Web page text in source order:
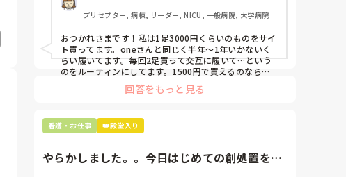
職場の人が「ナースシューズに3000円以上は出せな
い」って言ってて、わたしの倍額は出せるのか！とび
っくりしたので、世の皆さんはどうなのかなと…🤔
プリセプター, 病棟, リーダー, NICU, 一般病院, 大学病院
おつかれさまです！私は1足3000円くらいのものをサイ
ト買ってます。oneさんと同じく半年〜1年いかないく
らい履いてます。毎回2足買って交互に履いて…という
のをルーティンにしてます。1500円で買えるのなら私
も絶対そっちにしてると思うので良い買い物されてて羨
ましいです！(笑)回答をもっと見る
看護・お仕事 👑殿堂入り
やらかしました。。今日はじめての創処置をし